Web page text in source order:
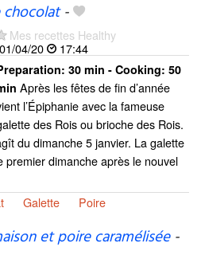
chocolat-
Mes recettes Healthy
01/04/20
17:44
30 min - Cooking: 50
Après les fêtes de fin d’année
l’Épiphanie avec la fameuse
des Rois ou brioche des Rois.
du dimanche 5 janvier. La galette
premier dimanche après le nouvel
Galette Poire
et poire caramélisée-